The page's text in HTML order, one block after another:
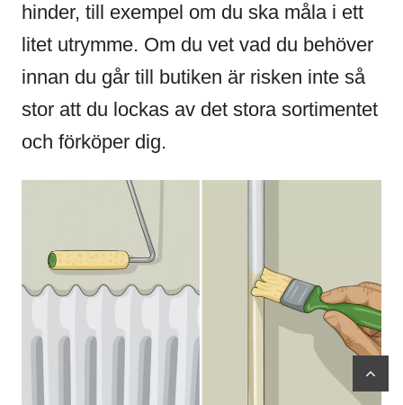
hinder, till exempel om du ska måla i ett
litet utrymme. Om du vet vad du behöver
innan du går till butiken är risken inte så
stor att du lockas av det stora sortimentet
och förköper dig.